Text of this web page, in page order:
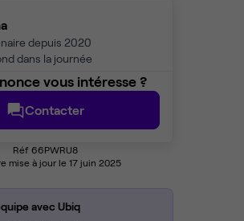
depuis 2020
dans la journée
vous intéresse ?
Contacter
Réf 66PWRU8
mise à jour le 17 juin 2025
avec Ubiq